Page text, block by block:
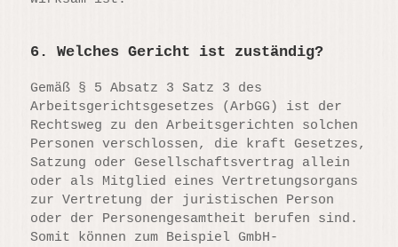
6. Welches Gericht ist zuständig?
Gemäß § 5 Absatz 3 Satz 3 des
Arbeitsgerichtsgesetzes (ArbGG) ist der
Rechtsweg zu den Arbeitsgerichten solchen
Personen verschlossen, die kraft Gesetzes,
Satzung oder Gesellschaftsvertrag allein
oder als Mitglied eines Vertretungsorgans
zur Vertretung der juristischen Person
oder der Personengesamtheit berufen sind.
Somit können zum Beispiel GmbH-